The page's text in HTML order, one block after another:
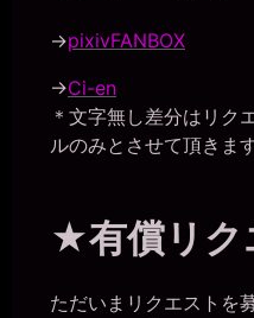
→pixivFANBOX
→Ci-en
＊文字無し差分はリク
ルのみとさせて頂きま
★有償リク
ただいまリクエストを